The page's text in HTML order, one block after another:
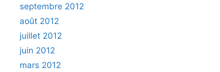
septembre 2012
août 2012
juillet 2012
juin 2012
mars 2012